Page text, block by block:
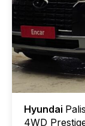
Hyundai
4WD